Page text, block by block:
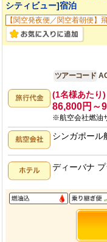
シティビュー]宿泊
【関空発夜便／関空着朝便】
ツアーコード
(1名様あたり)
86,800円～
※航空会社燃油
シンガポール
ディーバナ